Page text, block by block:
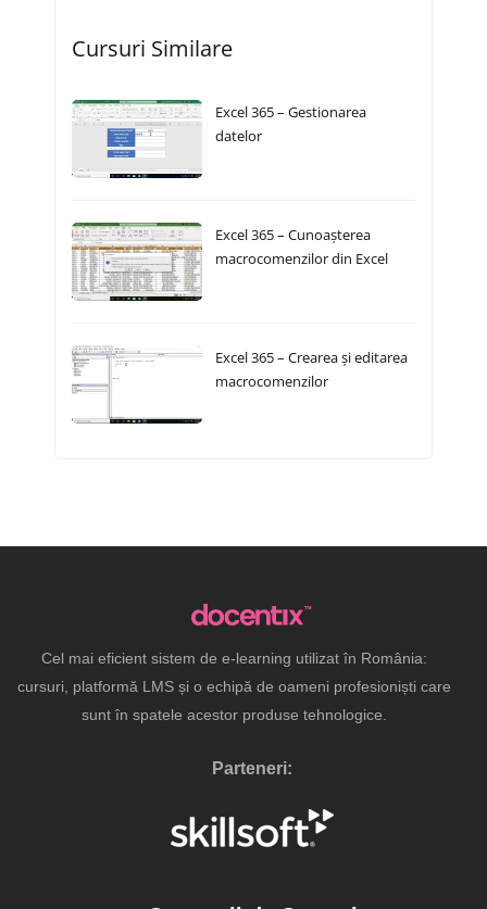
Cursuri Similare
Excel 365 – Gestionarea
datelor
Excel 365 – Cunoașterea
macrocomenzilor din Excel
Excel 365 – Crearea și editarea
macrocomenzilor
Cel mai eficient sistem de e-learning utilizat în România:
cursuri, platformă LMS și o echipă de oameni profesioniști care
sunt în spatele acestor produse tehnologice.
Parteneri: